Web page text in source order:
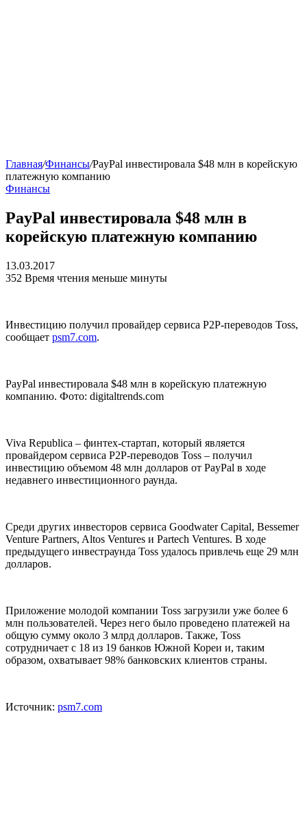
Главная/Финансы/PayPal инвестировала $48 млн в корейскую
платежную компанию
Финансы
PayPal инвестировала $48 млн в
корейскую платежную компанию
13.03.2017
352 Время чтения меньше минуты
Инвестицию получил провайдер сервиса P2P-переводов Toss,
сообщает psm7.com.
PayPal инвестировала $48 млн в корейскую платежную
компанию. Фото: digitaltrends.com
Viva Republica – финтех-стартап, который является
провайдером сервиса P2P-переводов Toss – получил
инвестицию объемом 48 млн долларов от PayPal в ходе
недавнего инвестиционного раунда.
Среди других инвесторов сервиса Goodwater Capital, Bessemer
Venture Partners, Altos Ventures и Partech Ventures. В ходе
предыдущего инвестраунда Toss удалось привлечь еще 29 млн
долларов.
Приложение молодой компании Toss загрузили уже более 6
млн пользователей. Через него было проведено платежей на
общую сумму около 3 млрд долларов. Также, Toss
сотрудничает с 18 из 19 банков Южной Кореи и, таким
образом, охватывает 98% банковских клиентов страны.
Источник: psm7.com